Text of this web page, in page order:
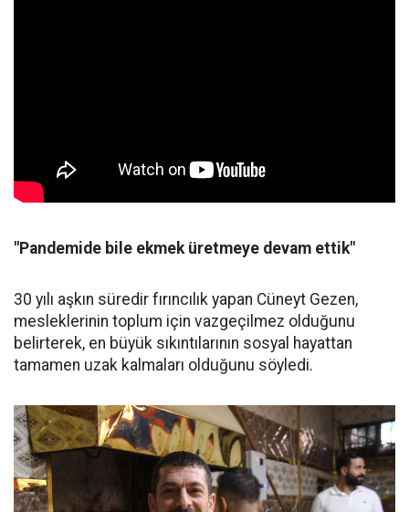
"Pandemide bile ekmek üretmeye devam ettik"
30 yılı aşkın süredir fırıncılık yapan Cüneyt Gezen,
mesleklerinin toplum için vazgeçilmez olduğunu
belirterek, en büyük sıkıntılarının sosyal hayattan
tamamen uzak kalmaları olduğunu söyledi.